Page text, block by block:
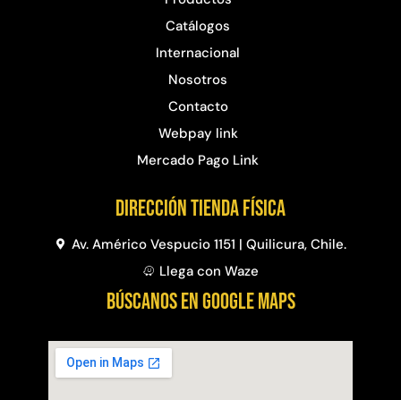
Catálogos
Internacional
Nosotros
Contacto
Webpay link
Mercado Pago Link
Dirección Tienda física
Av. Américo Vespucio 1151 | Quilicura, Chile.
Llega con Waze
BÚSCANOS EN GOOGLE MAPS